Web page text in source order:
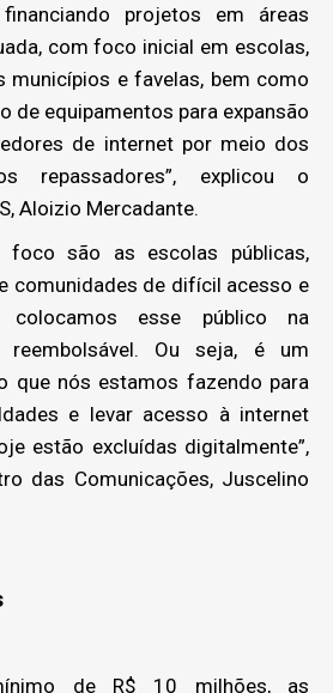
financiando projetos em áreas
com foco inicial em escolas,
municípios e favelas, bem como
de equipamentos para expansão
de internet por meio dos
repassadores”, explicou o
Aloizio Mercadante.
foco são as escolas públicas,
comunidades de difícil acesso e
esse público na
reembolsável. Ou seja, é um
que nós estamos fazendo para
e levar acesso à internet
estão excluídas digitalmente”,
das Comunicações, Juscelino
de R$ 10 milhões, as